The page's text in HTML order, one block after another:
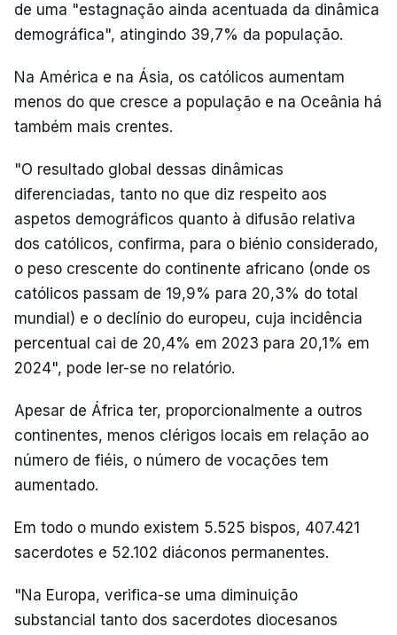
de uma "estagnação ainda acentuada da dinâmica
demográfica", atingindo 39,7% da população.
Na América e na Ásia, os católicos aumentam
menos do que cresce a população e na Oceânia há
também mais crentes.
"O resultado global dessas dinâmicas
diferenciadas, tanto no que diz respeito aos
aspetos demográficos quanto à difusão relativa
dos católicos, confirma, para o biénio considerado,
o peso crescente do continente africano (onde os
católicos passam de 19,9% para 20,3% do total
mundial) e o declínio do europeu, cuja incidência
percentual cai de 20,4% em 2023 para 20,1% em
2024", pode ler-se no relatório.
Apesar de África ter, proporcionalmente a outros
continentes, menos clérigos locais em relação ao
número de fiéis, o número de vocações tem
aumentado.
Em todo o mundo existem 5.525 bispos, 407.421
sacerdotes e 52.102 diáconos permanentes.
"Na Europa, verifica-se uma diminuição
substancial tanto dos sacerdotes diocesanos